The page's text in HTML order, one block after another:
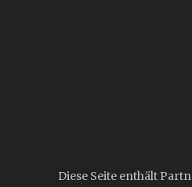
Diese Seite enthält